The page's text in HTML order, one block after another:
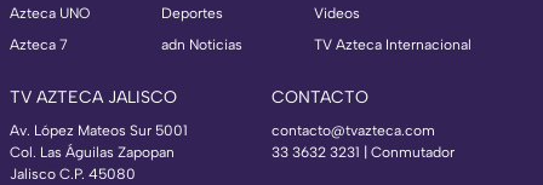
Azteca UNO
Azteca 7
Deportes
adn Noticias
Videos
TV Azteca Internacional
TV AZTECA JALISCO
Av. López Mateos Sur 5001
Col. Las Águilas Zapopan
Jalisco C.P. 45080
CONTACTO
contacto@tvazteca.com
33 3632 3231 | Conmutador